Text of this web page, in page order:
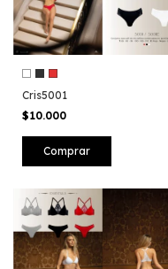
Cris5001
$10.000
Comprar